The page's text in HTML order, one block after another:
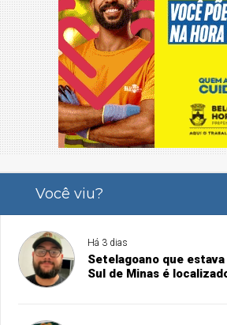
Você viu?
Há 3 dias
Setelagoano que
Sul de Minas é